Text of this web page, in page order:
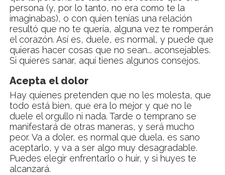
persona (y, por lo tanto, no era como te la
imaginabas), o con quien tenías una relación
resultó que no te quería, alguna vez te romperán
el corazón. Así es, duele, es normal, y puede que
quieras hacer cosas que no sean... aconsejables.
Si quieres sanar, aquí tienes algunos consejos.
Acepta el dolor
Hay quienes pretenden que no les molesta, que
todo está bien, que era lo mejor y que no le
duele el orgullo ni nada. Tarde o temprano se
manifestará de otras maneras, y será mucho
peor. Va a doler, es normal que duela, es sano
aceptarlo, y va a ser algo muy desagradable.
Puedes elegir enfrentarlo o huir, y si huyes te
alcanzará.